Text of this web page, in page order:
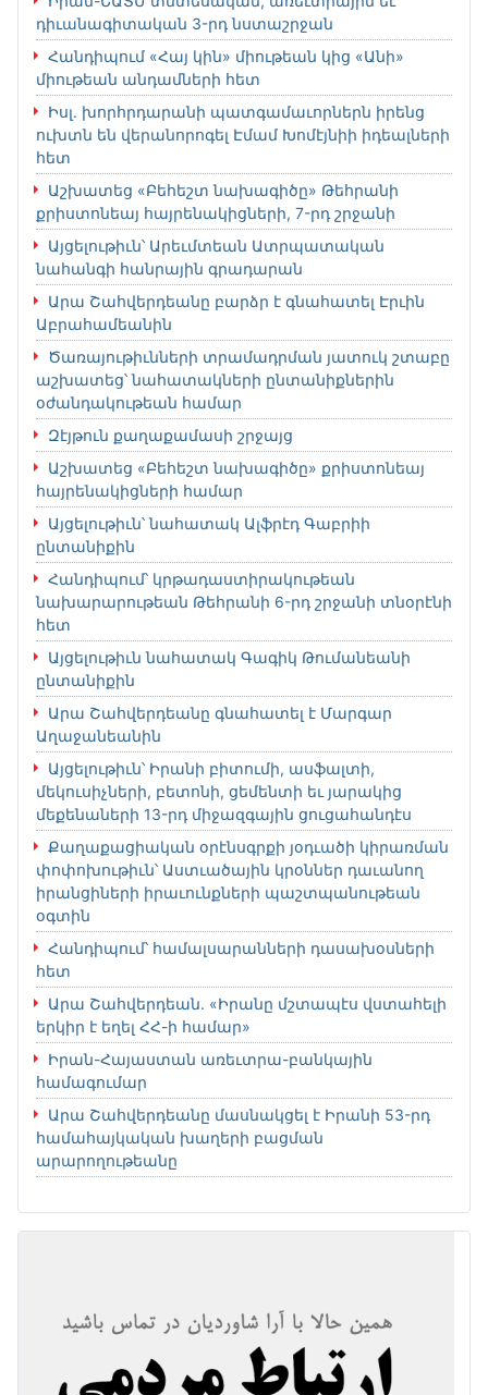
դիւանագիտական 3-րդ նստաշրջան
Հանդիպում «Հայ կին» միութեան կից «Անի»
միութեան անդամների հետ
Իսլ. խորհրդարանի պատգամաւորներն իրենց
ուխտն են վերանորոգել Էմամ Խոմէյնիի իդեալների
հետ
Աշխատեց «Բեհեշտ նախագիծը» Թեհրանի
քրիստոնեայ հայրենակիցների, 7-րդ շրջանի
Այցելութիւն՝ Արեւմտեան Ատրպատական
նահանգի հանրային գրադարան
Արա Շահվերդեանը բարձր է գնահատել Էրւին
Աբրահամեանին
Ծառայութիւնների տրամադրման յատուկ շտաբը
աշխատեց՝ նահատակների ընտանիքներին
օժանդակութեան համար
Զէյթուն քաղաքամասի շրջայց
Աշխատեց «Բեհեշտ նախագիծը» քրիստոնեայ
հայրենակիցների համար
Այցելութիւն՝ նահատակ Ալֆրէդ Գաբրիի
ընտանիքին
Հանդիպում՝ կրթադաստիրակութեան
նախարարութեան Թեհրանի 6-րդ շրջանի տնօրէնի
հետ
Այցելութիւն նահատակ Գագիկ Թումանեանի
ընտանիքին
Արա Շահվերդեանը գնահատել է Մարգար
Աղաջանեանին
Այցելութիւն՝ Իրանի բիտումի, ասֆալտի,
մեկուսիչների, բետոնի, ցեմենտի եւ յարակից
մեքենաների 13-րդ միջազգային ցուցահանդէս
Քաղաքացիական օրէնսգրքի յօդւածի կիրառման
փոփոխութիւն՝ Աստւածային կրօններ դաւանող
իրանցիների իրաւունքների պաշտպանութեան
օգտին
Հանդիպում՝ համալսարանների դասախօսների
հետ
Արա Շահվերդեան. «Իրանը մշտապէս վստահելի
երկիր է եղել ՀՀ-ի համար»
Իրան-Հայաստան առեւտրա-բանկային
համագումար
Արա Շահվերդեանը մասնակցել է Իրանի 53-րդ
համահայկական խաղերի բացման
արարողութեանը